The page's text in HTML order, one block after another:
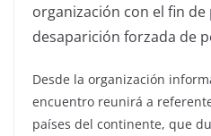
organización con el fin
desaparición forzada de
Desde la organización
encuentro reunirá a
países del continente, que